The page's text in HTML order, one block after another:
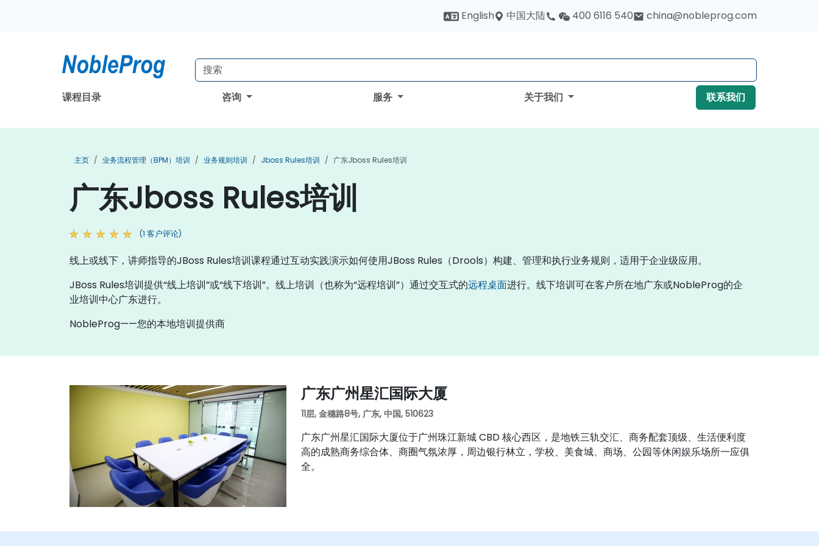
English 中国大陆 400 6116 540 china@nobleprog.com
课程目录 咨询 服务 关于我们 联系我们
主页 业务流程管理（BPM）培训 业务规则培训 Jboss Rules培训 广东Jboss Rules培训
广东Jboss Rules培训
(1 客户评论)
线上或线下，讲师指导的JBoss Rules培训课程通过互动实践演示如何使用JBoss Rules（Drools）构建、管理和执行业务规则，适用于企业级应用。
JBoss Rules培训提供“线上培训”或“线下培训”。线上培训（也称为“远程培训”）通过交互式的远程桌面进行。线下培训可在客户所在地广东或NobleProg的企
业培训中心广东进行。
NobleProg——您的本地培训提供商
广东广州星汇国际大厦
11层, 金穗路8号, 广东, 中国, 510623
广东广州星汇国际大厦位于广州珠江新城 CBD 核心西区，是地铁三轨交汇、商务配套顶级、生活便利度
高的成熟商务综合体、商圈气氛浓厚，周边银行林立，学校、美食城、商场、公园等休闲娱乐场所一应俱
全。